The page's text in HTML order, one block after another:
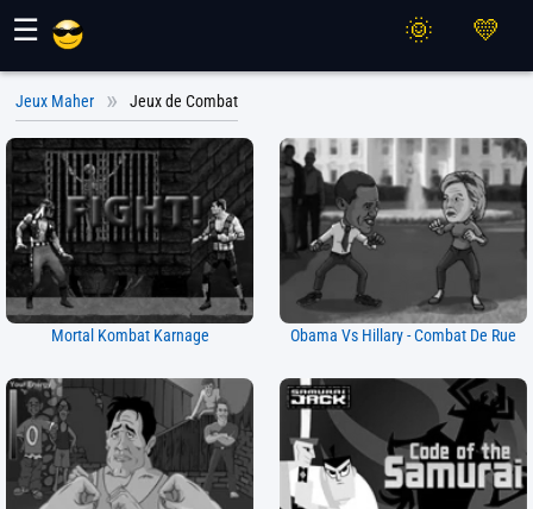
☰
Jeux Maher Jeux de Combat
Mortal Kombat Karnage Obama Vs Hillary - Combat De Rue